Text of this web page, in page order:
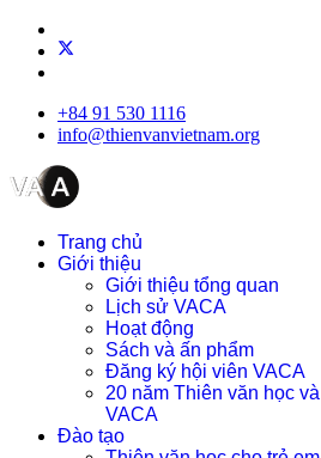
+84 91 530 1116
info@thienvanvietnam.org
Trang chủ
Giới thiệu
Giới thiệu tổng quan
Lịch sử VACA
Hoạt động
Sách và ấn phẩm
Đăng ký hội viên VACA
20 năm Thiên văn học và
VACA
Đào tạo